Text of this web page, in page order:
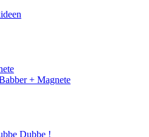
+ Magnete
Dubbe !